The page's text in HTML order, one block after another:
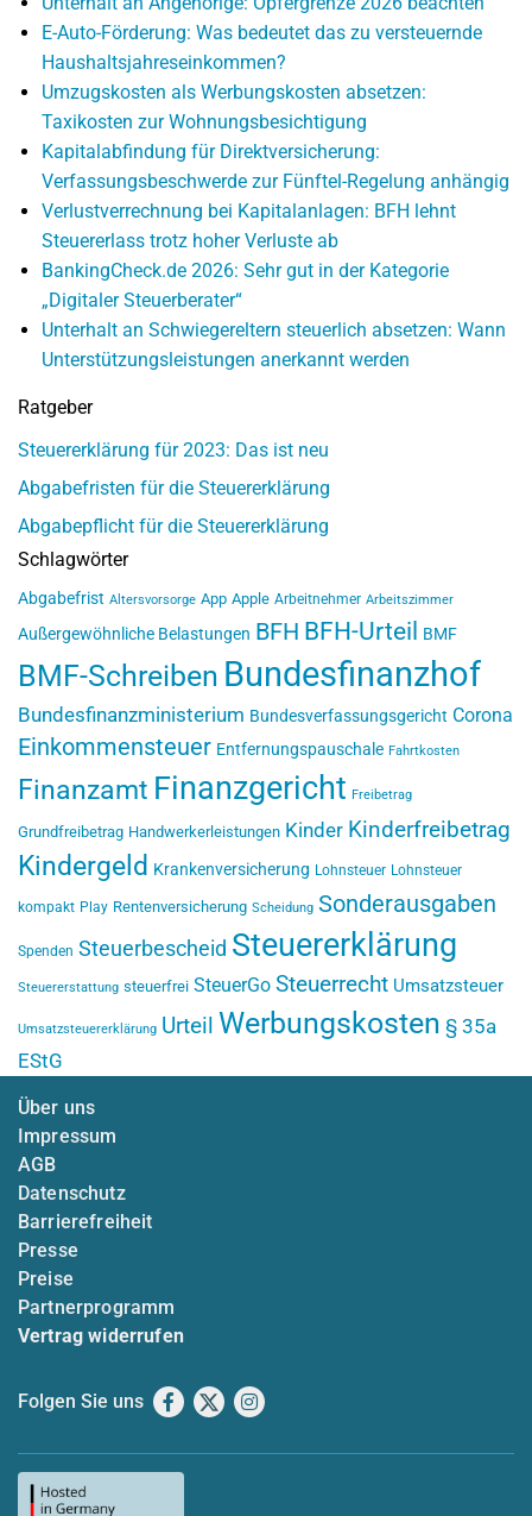
E-Auto-Förderung: Was bedeutet das zu versteuernde
Haushaltsjahreseinkommen?
Umzugskosten als Werbungskosten absetzen:
Taxikosten zur Wohnungsbesichtigung
Kapitalabfindung für Direktversicherung:
Verfassungsbeschwerde zur Fünftel-Regelung anhängig
Verlustverrechnung bei Kapitalanlagen: BFH lehnt
Steuererlass trotz hoher Verluste ab
BankingCheck.de 2026: Sehr gut in der Kategorie
„Digitaler Steuerberater“
Unterhalt an Schwiegereltern steuerlich absetzen: Wann
Unterstützungsleistungen anerkannt werden
Ratgeber
Steuererklärung für 2023: Das ist neu
Abgabefristen für die Steuererklärung
Abgabepflicht für die Steuererklärung
Schlagwörter
Abgabefrist Altersvorsorge App Apple Arbeitnehmer Arbeitszimmer
Außergewöhnliche Belastungen BFH BFH-Urteil BMF
BMF-Schreiben Bundesfinanzhof
Bundesfinanzministerium Bundesverfassungsgericht Corona
Einkommensteuer Entfernungspauschale Fahrtkosten
Finanzamt Finanzgericht Freibetrag
Grundfreibetrag Handwerkerleistungen Kinder Kinderfreibetrag
Kindergeld Krankenversicherung Lohnsteuer Lohnsteuer
kompakt Play Rentenversicherung Scheidung Sonderausgaben
Spenden Steuerbescheid Steuererklärung
Steuererstattung steuerfrei SteuerGo Steuerrecht Umsatzsteuer
Umsatzsteuererklärung Urteil Werbungskosten § 35a
EStG
Über uns
Impressum
AGB
Datenschutz
Barrierefreiheit
Presse
Preise
Partnerprogramm
Vertrag widerrufen
Folgen Sie uns Facebook
X Instagram